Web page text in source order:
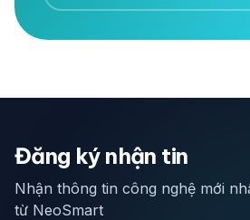
Đăng ký nhận tin
Nhận thông tin công nghệ mới
từ NeoSmart